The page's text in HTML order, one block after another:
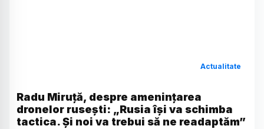
Actualitate
Radu Miruță, despre amenințarea
dronelor rusești: „Rusia își va schimba
tactica. Și noi va trebui să ne readaptăm”